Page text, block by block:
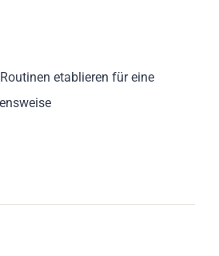
etablieren für eine